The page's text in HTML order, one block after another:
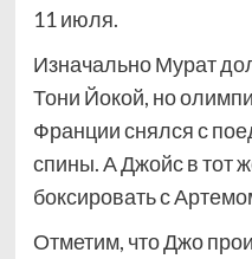
11 июля.
Изначально Мурат
Тони Йокой, но
Франции снялся с
спины. А Джойс в тот
боксировать с
Отметим, что Джо